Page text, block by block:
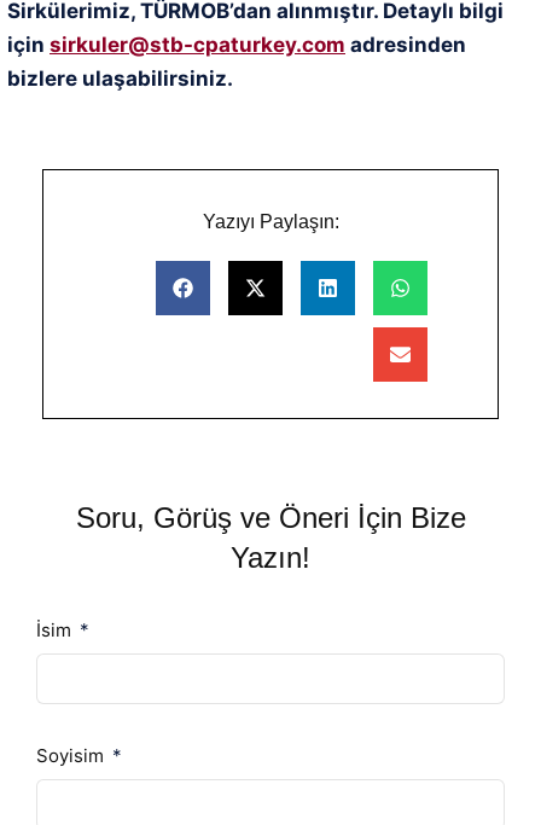
Sirkülerimiz, TÜRMOB’dan alınmıştır. Detaylı bilgi
için sirkuler@stb-cpaturkey.com adresinden
bizlere ulaşabilirsiniz.
Yazıyı Paylaşın:
Soru, Görüş ve Öneri İçin Bize
Yazın!
İsim
Soyisim